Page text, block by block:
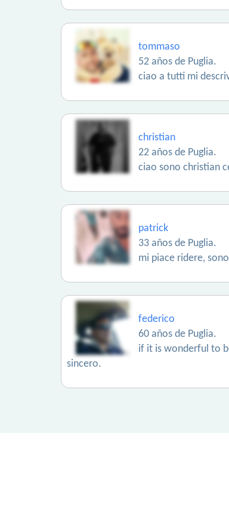
tommaso
52 años de Puglia.
ciao a tutti mi
christian
22 años de Puglia.
ciao sono christian
patrick
33 años de Puglia.
mi piace ridere,
federico
60 años de Puglia.
if it is wonderful to
sincero.